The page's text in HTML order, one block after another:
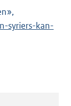
x
syriers-kan-